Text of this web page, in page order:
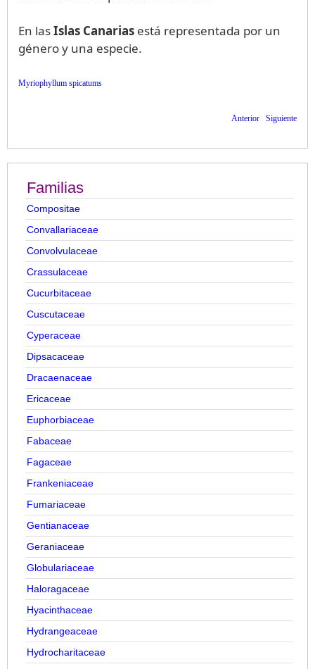
En lasIslas Canarias está representada por un
género y una especie.
Myriophyllum spicatums
Anterior Siguiente
Familias
Compositae
Convallariaceae
Convolvulaceae
Crassulaceae
Cucurbitaceae
Cuscutaceae
Cyperaceae
Dipsacaceae
Dracaenaceae
Ericaceae
Euphorbiaceae
Fabaceae
Fagaceae
Frankeniaceae
Fumariaceae
Gentianaceae
Geraniaceae
Globulariaceae
Haloragaceae
Hyacinthaceae
Hydrangeaceae
Hydrocharitaceae